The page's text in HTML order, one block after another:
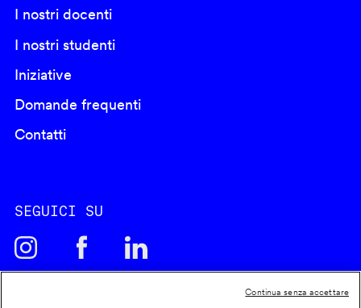
I nostri docenti
I nostri studenti
Iniziative
Domande frequenti
Contatti
SEGUICI SU
Continua senza accettare